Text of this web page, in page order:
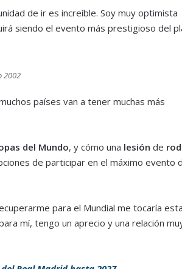
de ir es increíble. Soy muy optimista
siendo el evento más prestigioso del
2002
países van a tener muchas más
del Mundo, y cómo una lesión de
de participar en el máximo evento
para el Mundial me tocaría
mí, tengo un aprecio y una relación